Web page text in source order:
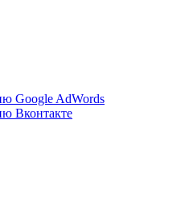
Google AdWords
Вконтакте